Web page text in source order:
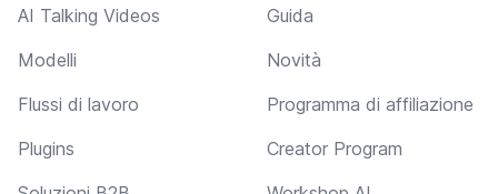
AI Talking Videos
Modelli
Flussi di lavoro
Plugins
Guida
Novità
Programma di affiliazione
Creator Program